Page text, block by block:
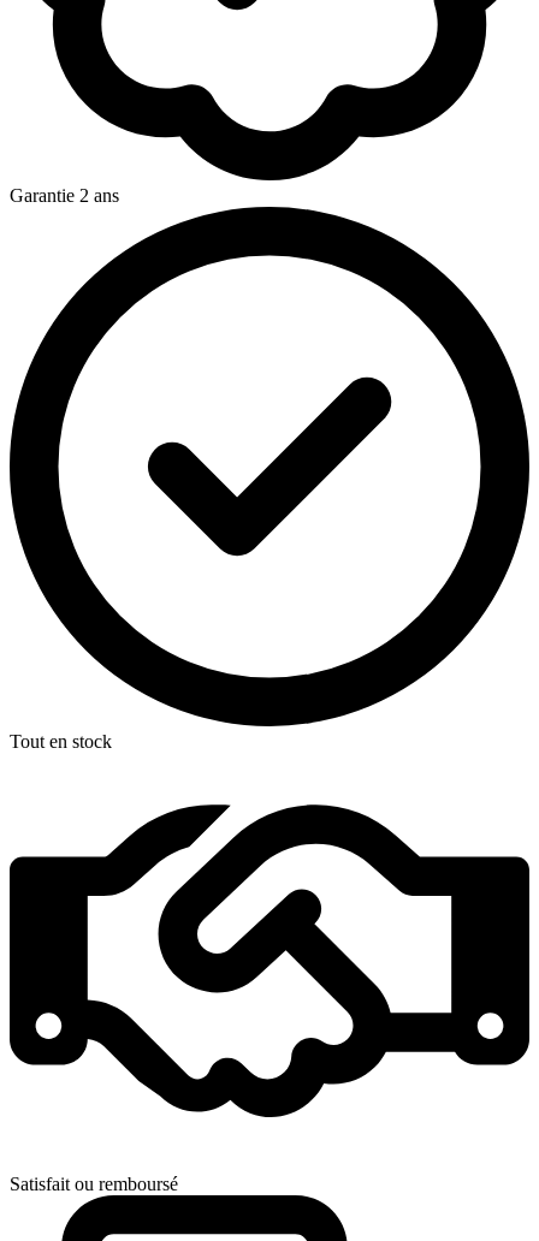
Garantie 2 ans
Tout en stock
Satisfait ou remboursé